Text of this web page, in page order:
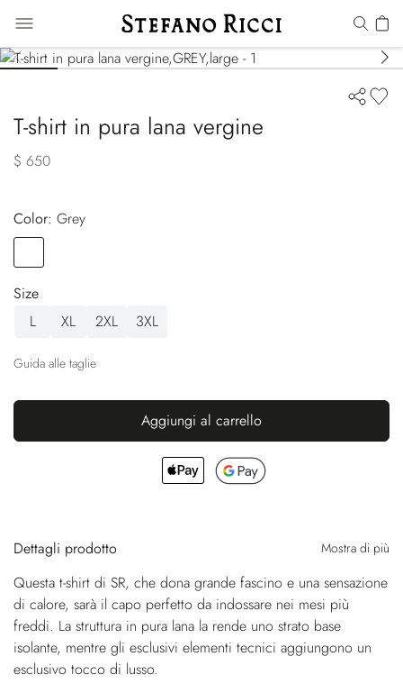
T-shirt in pura lana vergine
$ 650
Color:
grey
Size
L
XL 2XL 3XL
Guida alle taglie
Aggiungi al carrello
Dettagli prodotto Mostra di più
Questa t-shirt di SR, che dona grande fascino e una sensazione
di calore, sarà il capo perfetto da indossare nei mesi più
freddi. La struttura in pura lana la rende uno strato base
isolante, mentre gli esclusivi elementi tecnici aggiungono un
esclusivo tocco di lusso.